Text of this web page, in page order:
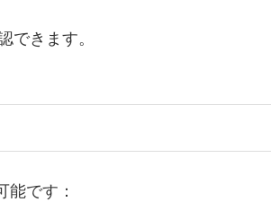
できます。
です：